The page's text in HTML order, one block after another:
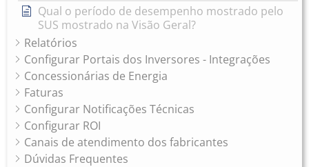
Qual o período de desempenho mostrado pelo
SUS mostrado na Visão Geral?
Relatórios
Configurar Portais dos Inversores - Integrações
Concessionárias de Energia
Faturas
Configurar Notificações Técnicas
Configurar ROI
Canais de atendimento dos fabricantes
Dúvidas Frequentes